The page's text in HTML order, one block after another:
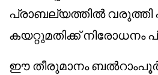
പ്രാബല്യത്തിൽ
കയറ്റുമതിക്ക് നിരോധനം
ഈ തീരുമാനം ബൽറാംപൂർ